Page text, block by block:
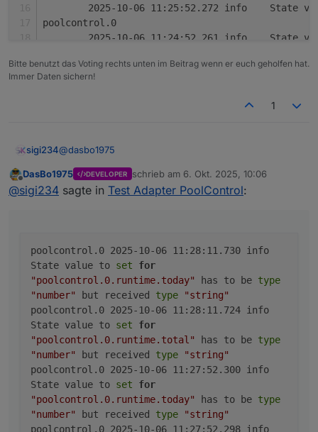
2025-10-06
poolcontrol.0
2025-10-06
2025-10-06
poolcontrol.0
poolcontrol.0
Bitte benutzt das Voting rechts unten im Beitrag wenn er euch geholfen hat.
Immer Daten sichern!
1
sigi234@dasbo1975
Da haben wir noch was:
2025-10-06 11:28:11.724	info	State value
poolcontrol.0
2025-10-06 11:27:52.300	info	State value
poolcontrol.0
2025-10-06 11:27:52.298	info	State value
poolcontrol.0
2025-10-06 11:26:52.289	info	State value
poolcontrol.0
2025-10-06 11:26:52.286	info	State value
poolcontrol.0
2025-10-06 11:25:52.274	info	State value
poolcontrol.0
2025-10-06 11:25:52.272	info	State value
poolcontrol.0
Offline
DasBo1975 DEVELOPER schrieb am 6. Okt. 2025, 10:06
zuletzt editiert von
@sigi234 sagte in Test Adapter PoolControl:
poolcontrol.0 2025-10-06 11:28:11.730 info
State value to set
for
"poolcontrol.0.runtime.today"
has to be type
"number"
but received type
"string"
poolcontrol.0 2025-10-06 11:28:11.724 info
State value to set
for
"poolcontrol.0.runtime.total"
has to be type
"number"
but received type
"string"
poolcontrol.0 2025-10-06 11:27:52.300 info
State value to set
for
"poolcontrol.0.runtime.today"
has to be type
"number"
but received type
"string"
poolcontrol.0 2025-10-06 11:27:52.298 info